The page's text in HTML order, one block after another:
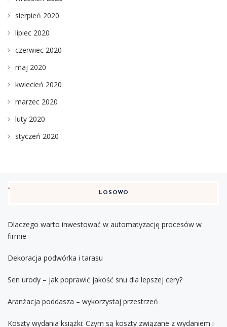
sierpień 2020
lipiec 2020
czerwiec 2020
maj 2020
kwiecień 2020
marzec 2020
luty 2020
styczeń 2020
LOSOWO
Dlaczego warto inwestować w automatyzację procesów w
firmie
Dekoracja podwórka i tarasu
Sen urody – jak poprawić jakość snu dla lepszej cery?
Aranżacja poddasza – wykorzystaj przestrzeń
Koszty wydania książki: Czym są koszty związane z wydaniem i